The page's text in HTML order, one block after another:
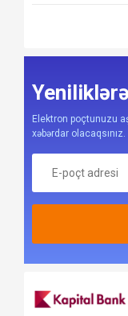
Elektron poçtunuzu
xəbərdar olacaqsınız.